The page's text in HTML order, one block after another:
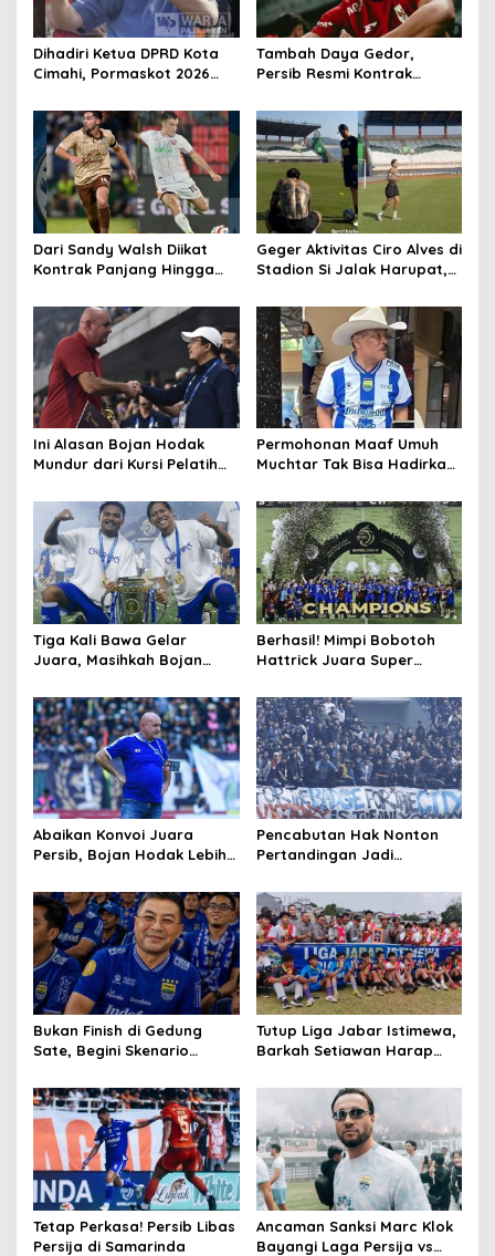
Dihadiri Ketua DPRD Kota
Cimahi, Pormaskot 2026
Ribuan Warga
Tambah Daya Gedor,
Persib Resmi Kontrak
Tahun
Dari Sandy Walsh Diikat
Kontrak Panjang Hingga
Berkostum Persib
Geger Aktivitas Ciro Alves di
Stadion Si Jalak Harupat,
Ini Alasan Bojan Hodak
Mundur dari Kursi Pelatih
Permohonan Maaf Umuh
Muchtar Tak Bisa Hadirkan
Hiburan, Ini Alasannya
Tiga Kali Bawa Gelar
Juara, Masihkah Bojan
Depan?
Berhasil! Mimpi Bobotoh
Hattrick Juara Super
Abaikan Konvoi Juara
Persib, Bojan Hodak Lebih
Persijap
Pencabutan Hak Nonton
Pertandingan Jadi
Jabar Terhadap Supporter
Pelanggar Aturan
Bukan Finish di Gedung
Sate, Begini Skenario
Juara
Tutup Liga Jabar Istimewa,
Barkah Setiawan Harap
Cimahi
Tetap Perkasa! Persib Libas
Persija di Samarinda
Ancaman Sanksi Marc Klok
Bayangi Laga Persija vs